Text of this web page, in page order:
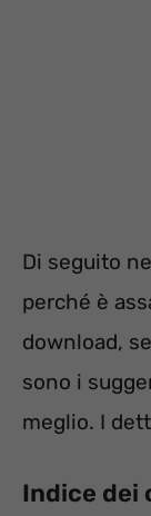
Di seguito
perché è
download,
sono i
meglio. I
Indice dei